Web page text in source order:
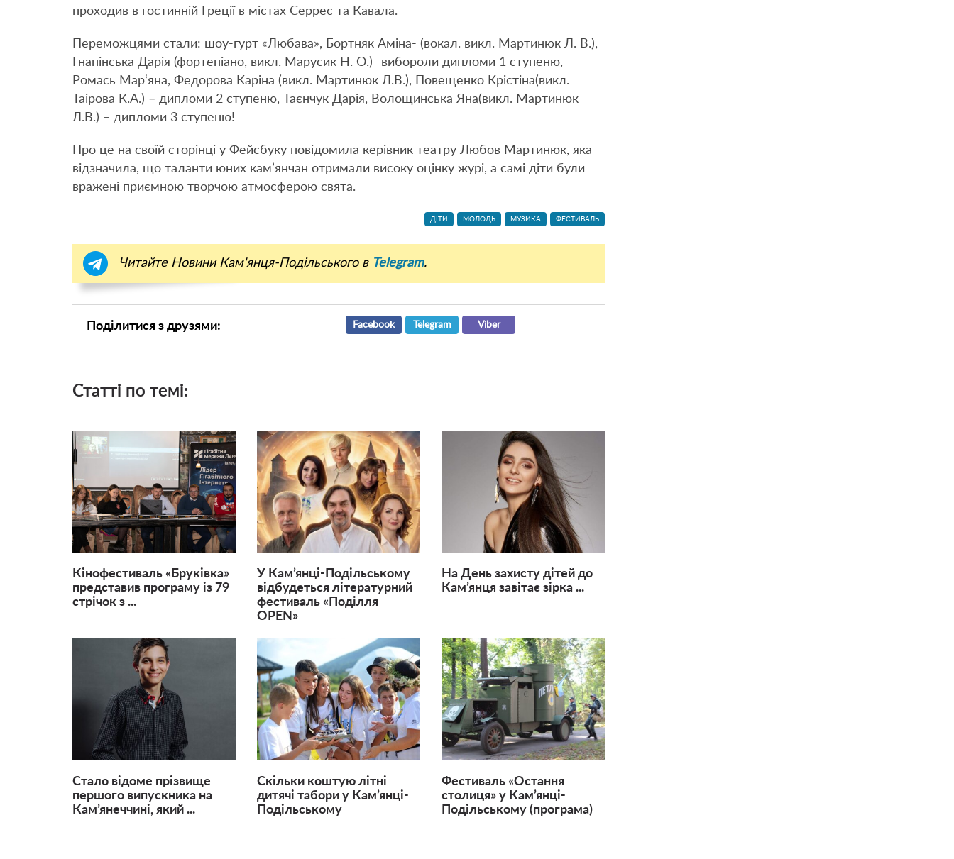
проходив в гостинній Греції в містах Серрес та Кавала.
Переможцями стали: шоу-гурт «Любава», Бортняк Аміна- (вокал. викл. Мартинюк Л. В.),
Гнапінська Дарія (фортепіано, викл. Марусик Н. О.)- вибороли дипломи 1 ступеню,
Ромась Мар‘яна, Федорова Каріна (викл. Мартинюк Л.В.), Повещенко Крістіна(викл.
Таірова К.А.) – дипломи 2 ступеню, Таєнчук Дарія, Волощинська Яна(викл. Мартинюк
Л.В.) – дипломи 3 ступеню!
Про це на своїй сторінці у Фейсбуку повідомила керівник театру Любов Мартинюк, яка
відзначила, що таланти юних кам’янчан отримали високу оцінку журі, а самі діти були
вражені приємною творчою атмосферою свята.
ДІТИ МОЛОДЬ МУЗИКА ФЕСТИВАЛЬ
Читайте Новини Кам'янця-Подільського в Telegram.
Поділитися з друзями: Facebook Telegram Viber
Статті по темі:
Кінофестиваль «Бруківка»
представив програму із 79
стрічок з ...
У Кам’янці-Подільському
відбудеться літературний
фестиваль «Поділля
OPEN»
На День захисту дітей до
Кам’янця завітає зірка ...
Стало відоме прізвище
першого випускника на
Кам’янеччині, який ...
Скільки коштую літні
дитячі табори у Кам’янці-
Подільському
Фестиваль «Остання
столиця» у Кам’янці-
Подільському (програма)